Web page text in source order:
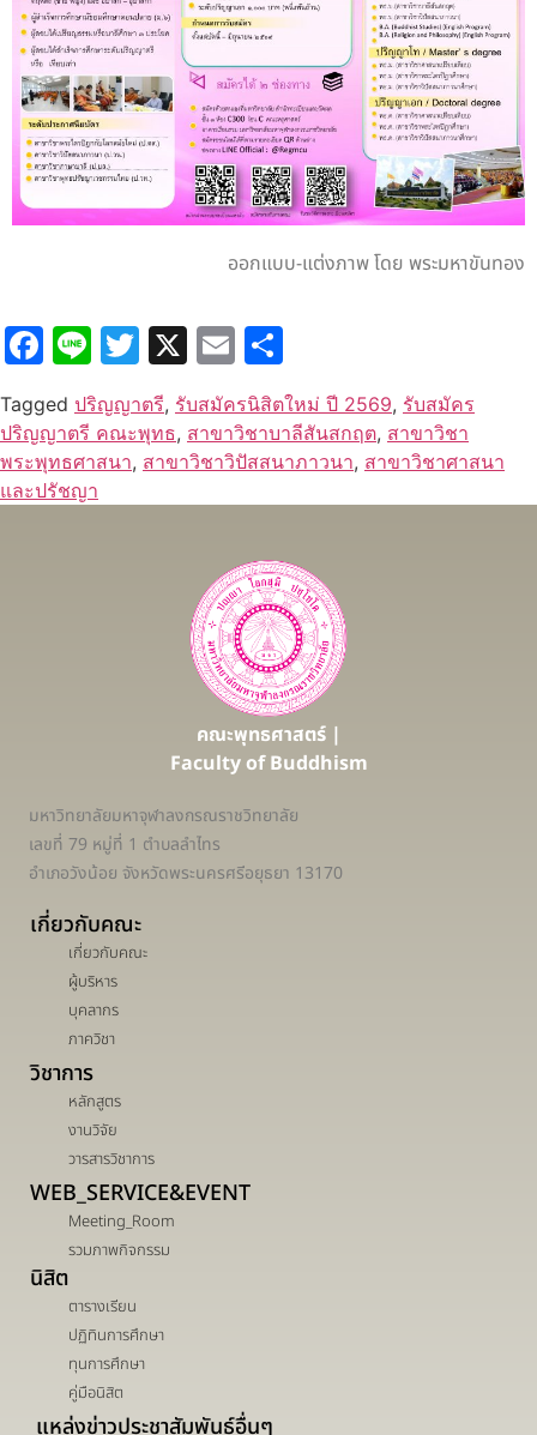
ออกแบบ-แต่งภาพ โดย พระมหาขันทอง
Facebook
LineTwitter
X Email
Tagged ปริญญาตรี, รับสมัครนิสิตใหม่ ปี 2569, รับสมัคร
ปริญญาตรี คณะพุทธ, สาขาวิชาบาลีสันสกฤต, สาขาวิชา
พระพุทธศาสนา, สาขาวิชาวิปัสสนาภาวนา, สาขาวิชาศาสนา
และปรัชญา
คณะพุทธศาสตร์ |
Faculty of Buddhism
มหาวิทยาลัยมหาจุฬาลงกรณราชวิทยาลัย
เลขที่ 79 หมู่ที่ 1 ตำบลลำไทร
อำเภอวังน้อย จังหวัดพระนครศรีอยุธยา 13170
เกี่ยวกับคณะ
เกี่ยวกับคณะ
ผู้บริหาร
บุคลากร
ภาควิชา
วิชาการ
หลักสูตร
งานวิจัย
วารสารวิชาการ
WEB_SERVICE&EVENT
Meeting_Room
รวมภาพกิจกรรม
นิสิต
ตารางเรียน
ปฏิทินการศึกษา
ทุนการศึกษา
คู่มือนิสิต
แหล่งข่าวประชาสัมพันธ์อื่นๆ